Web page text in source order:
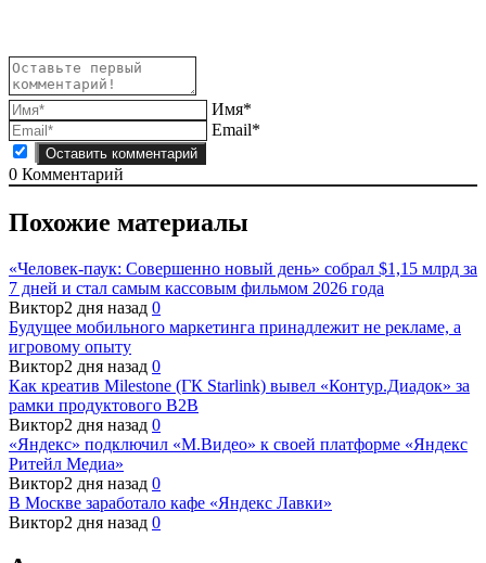
Имя*
Email*
0 Комментарий
Похожие материалы
«Человек-паук: Совершенно новый день» собрал $1,15 млрд за
7 дней и стал самым кассовым фильмом 2026 года
Виктор2 дня назад 0
Будущее мобильного маркетинга принадлежит не рекламе, а
игровому опыту
Виктор2 дня назад 0
Как креатив Milestone (ГК Starlink) вывел «Контур.Диадок» за
рамки продуктового B2B
Виктор2 дня назад 0
«Яндекс» подключил «М.Видео» к своей платформе «Яндекс
Ритейл Медиа»
Виктор2 дня назад 0
В Москве заработало кафе «Яндекс Лавки»
Виктор2 дня назад 0